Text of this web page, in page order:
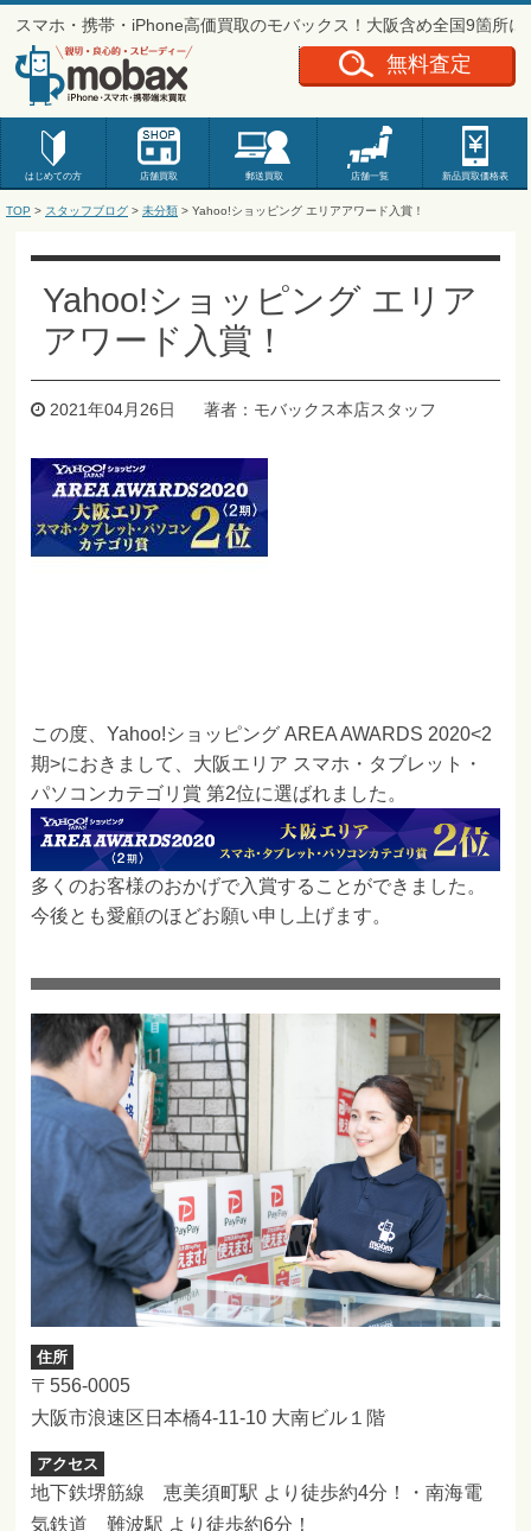
スマホ・携帯・iPhone高価買取のモバックス！大阪含め全国9箇所に
はじめての方 店舗買取 郵送買取 店舗一覧 新品買取価格表
無料査定
TOP > スタッフブログ > 未分類 > Yahoo!ショッピング エリアアワード入賞！
Yahoo!ショッピング エリア
アワード入賞！
2021年04月26日 著者：モバックス本店スタッフ
この度、Yahoo!ショッピング AREA AWARDS 2020<2
期>におきまして、大阪エリア スマホ・タブレット・
パソコンカテゴリ賞 第2位に選ばれました。
多くのお客様のおかげで入賞することができました。
今後とも愛顧のほどお願い申し上げます。
住所
〒556-0005
大阪市浪速区日本橋4-11-10 大南ビル１階
アクセス
地下鉄堺筋線 恵美須町駅 より徒歩約4分！・南海電
気鉄道 難波駅 より徒歩約6分！